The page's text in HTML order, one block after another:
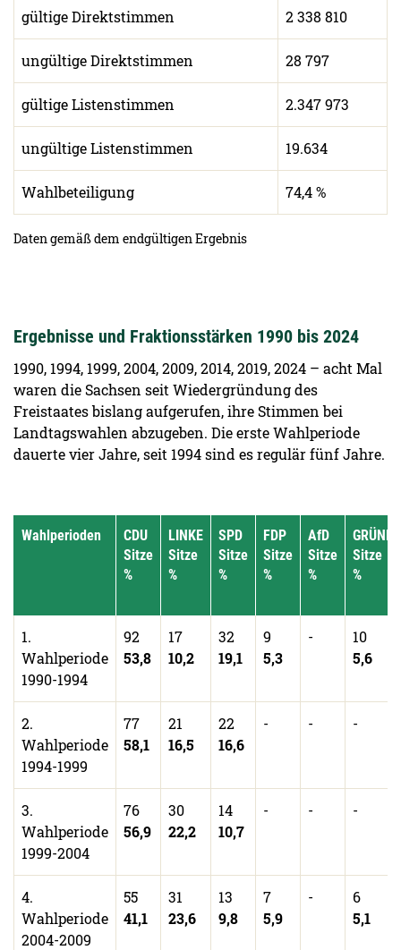
Daten gemäß dem endgültigen Ergebnis
gültige Direktstimmen 2 338 810
ungültige Direktstimmen 28 797
gültige Listenstimmen 2.347 973
ungültige Listenstimmen 19.634
Wahlbeteiligung 74,4 %
Ergebnisse und Fraktionsstärken 1990 bis 2024
1990, 1994, 1999, 2004, 2009, 2014, 2019, 2024 – acht Mal
waren die Sachsen seit Wiedergründung des
Freistaates bislang aufgerufen, ihre Stimmen bei
Landtagswahlen abzugeben. Die erste Wahlperiode
dauerte vier Jahre, seit 1994 sind es regulär fünf Jahre.
Wahlperioden
CDU
Sitze
%
LINKE
Sitze
%
SPD
Sitze
%
FDP
Sitze
%
AfD
Sitze
%
GRÜNE
Sitze
%
1.
Wahlperiode
1990-1994
92
53,8
17
10,2
32
19,1
9
5,3
-
10
5,6
2.
Wahlperiode
1994-1999
77
58,1
21
16,5
22
16,6
- - -
3.
Wahlperiode
1999-2004
76
56,9
30
22,2
14
10,7
- - -
4.
Wahlperiode
2004-2009
55
41,1
31
23,6
13
9,8
7
5,9
-
6
5,1